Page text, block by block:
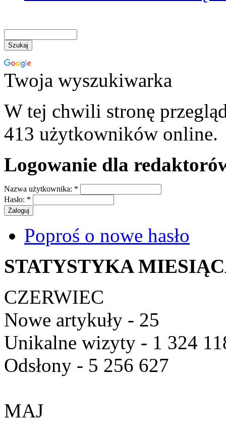
Twoja wyszukiwarka
W tej chwili stronę
413 użytkowników online.
Logowanie dla
Nazwa użytkownika: *
Hasło: *
Poproś o nowe hasło
STATYSTYKA
CZERWIEC
Nowe artykuły - 25
Unikalne wizyty - 1 324
Odsłony - 5 256 627
MAJ